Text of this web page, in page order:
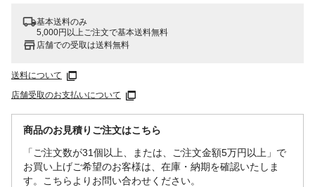
基本送料のみ
5,000円以上ご注文で基本送料無料
店舗での受取は送料無料
送料について
店舗受取のお支払いについて
商品のお見積りご注文はこちら
「ご注文数が31個以上、または、ご注文金額5万円以上」で
お買い上げご希望のお客様は、在庫・納期を確認いたしま
す。こちらよりお問い合わせください。